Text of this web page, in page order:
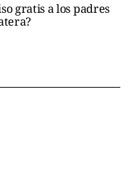
gratis a los padres